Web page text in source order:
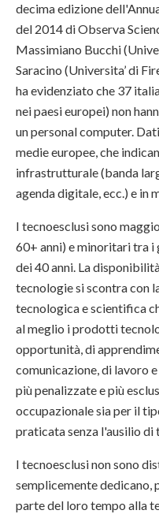
decima edizione
del 2014 di Observa
Massimiano Bucchi
Saracino (Universita’ di
ha evidenziato che 37
nei paesi europei) non
un personal computer.
medie europee, che
infrastrutturale (banda
agenda digitale, ecc.) e in
I tecnoesclusi sono
60+ anni) e minoritari tra
dei 40 anni. La
tecnologie si scontra con
tecnologica e scientifica
al meglio i prodotti
opportunità, di
comunicazione, di lavoro
più penalizzate e più
occupazionale sia per il
praticata senza l'ausilio
I tecnoesclusi non sono
semplicemente dedicano,
parte del loro tempo alla